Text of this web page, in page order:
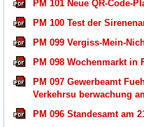
PM 101 Neue QR-Code-
PM 100 Test der
PM 099 Vergiss-Mein-
PM 098 Wochenmarkt in
PM 097 Gewerbeamt
Verkehrsu berwachung
PM 096 Standesamt am